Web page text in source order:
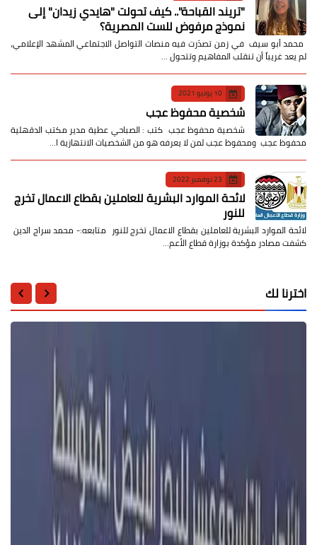
​"تريند القباحة".. كيف تحولت "هايدي زيدان" إلى
نموذج مرفوض للست المصرية؟
​ محمد أبو سيف ​في زمن تصدّرت فيه منصات التواصل الاجتماعي المشهد الإعلامي،
لم يعد غريباً أن تنقلب المفاهيم وتتحول …
10 يونيو 2021
شخصية محفوظ عجب
شخصية محفوظ عجب كتب : الصباحي عطية مدير مكتب الدقهلية
محفوظ عجب ومحفوظ عجب لمن لا يعرفه هو من الشخصيات الانتهازية ا…
23 نوفمبر 2022
لائحة الموارد البشرية للعاملين بقطاع الاعمال تخرج
للنور
لائحة الموارد البشرية للعاملين بقطاع الاعمال تخرج للنور متابعه:- محمد سراج الدين
كشفت مصادر مؤكدة بوزارة قطاع الأعم…
اخترنا لك